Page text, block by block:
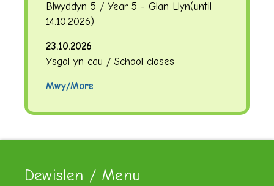
Blwyddyn 5 / Year 5 - Glan Llyn(until
14.10.2026)
23.10.2026
Ysgol yn cau / School closes
Mwy/More
Dewislen / Menu